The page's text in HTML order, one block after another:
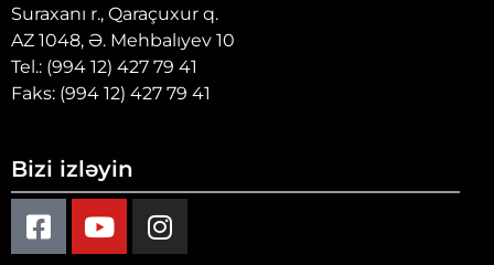
Suraxanı r., Qaraçuxur q.
AZ 1048, Ə. Mehbalıyev 10
Tel.: (994 12) 427 79 41
Faks: (994 12) 427 79 41
Bizi izləyin